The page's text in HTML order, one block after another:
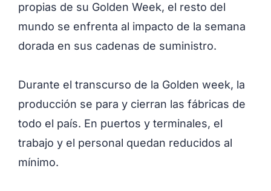
propias de su Golden Week, el resto del
mundo se enfrenta al impacto de la semana
dorada en sus cadenas de suministro.
Durante el transcurso de la Golden week, la
producción se para y cierran las fábricas de
todo el país. En puertos y terminales, el
trabajo y el personal quedan reducidos al
mínimo.